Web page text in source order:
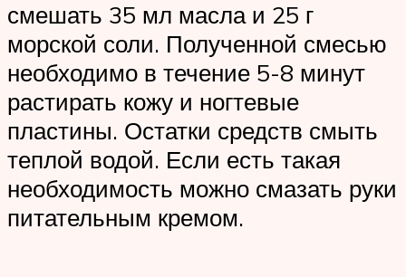
смешать 35 мл масла и 25 г
морской соли. Полученной смесью
необходимо в течение 5-8 минут
растирать кожу и ногтевые
пластины. Остатки средств смыть
теплой водой. Если есть такая
необходимость можно смазать руки
питательным кремом.